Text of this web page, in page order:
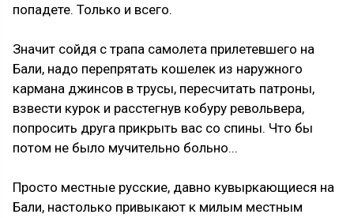
попадете. Только и всего.
Значит сойдя с трапа самолета прилетевшего на
Бали, надо перепрятать кошелек из наружного
кармана джинсов в трусы, пересчитать патроны,
взвести курок и расстегнув кобуру револьвера,
попросить друга прикрыть вас со спины. Что бы
потом не было мучительно больно...
Просто местные русские, давно кувыркающиеся на
Бали, настолько привыкают к милым местным